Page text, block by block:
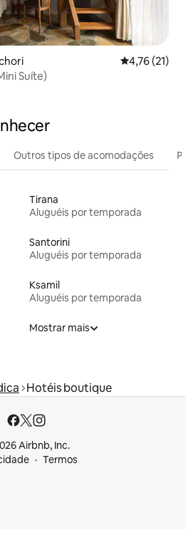
4,76 de uma
4,76 (21)
Suíte)
Outros tipos de acomodações
Tirana
Aluguéis por temporada
Santorini
Aluguéis por temporada
Ksamil
Aluguéis por temporada
Mostrar mais
Hotéis boutique
Airbnb, Inc.
Termos